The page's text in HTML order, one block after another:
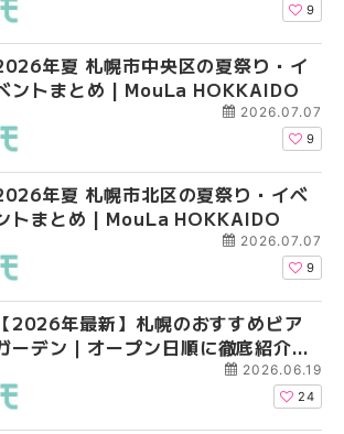
9
年夏 札幌市中央区の夏祭り・イ
ントまとめ | MouLa HOKKAIDO
2026.07.07
9
年夏 札幌市北区の夏祭り・イベ
トまとめ | MouLa HOKKAIDO
2026.07.07
9
【2026年最新】札幌のおすすめビア
ーデン｜オープン日順に徹底紹介！
大通公園から穴場テラスまで | MouLa
HOKKAIDO
2026.06.19
24
2026年夏 札幌市豊平
ベントまとめ |
2026年夏 札幌市西区
ントまとめ | MouLa
2026年夏 札幌市清田
ベントまとめ |
2026年夏 札幌市白石
ベントまとめ |
2026年夏 札幌市西区
ントまとめ | MouLa
2026年夏 札幌市清田
ベントまとめ |